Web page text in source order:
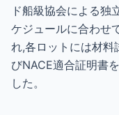
ド船級協会による独
ケジュールに合わせ
れ,各ロットには材料
びNACE適合証明書
した。